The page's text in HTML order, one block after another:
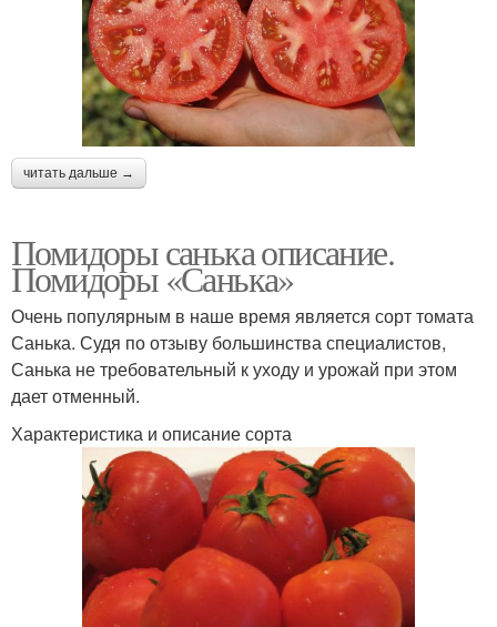
читать дальше →
Помидоры санька описание.
Помидоры «Санька»
Очень популярным в наше время является сорт томата
Санька. Судя по отзыву большинства специалистов,
Санька не требовательный к уходу и урожай при этом
дает отменный.
Характеристика и описание сорта